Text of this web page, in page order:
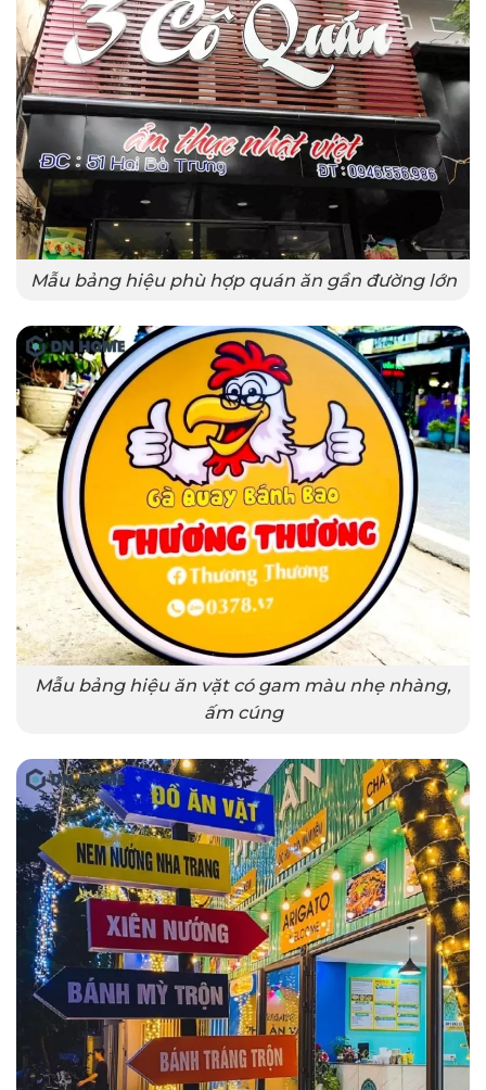
Mẫu bảng hiệu phù hợp quán ăn gần đường lớn
Mẫu bảng hiệu ăn vặt có gam màu nhẹ nhàng,
ấm cúng